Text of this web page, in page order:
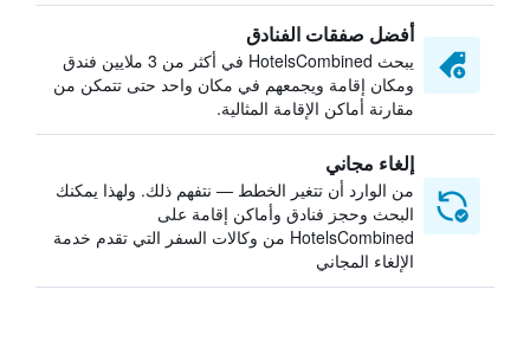
أفضل صفقات الفنادق
يبحث HotelsCombined في أكثر من 3 ملايين فندق
ومكان إقامة ويجمعهم في مكان واحد حتى تتمكن من
مقارنة أماكن الإقامة المثالية.
إلغاء مجاني
من الوارد أن تتغير الخطط — نتفهم ذلك. ولهذا يمكنك
البحث وحجز فنادق وأماكن إقامة على
HotelsCombined من وكالات السفر التي تقدم خدمة
الإلغاء المجاني